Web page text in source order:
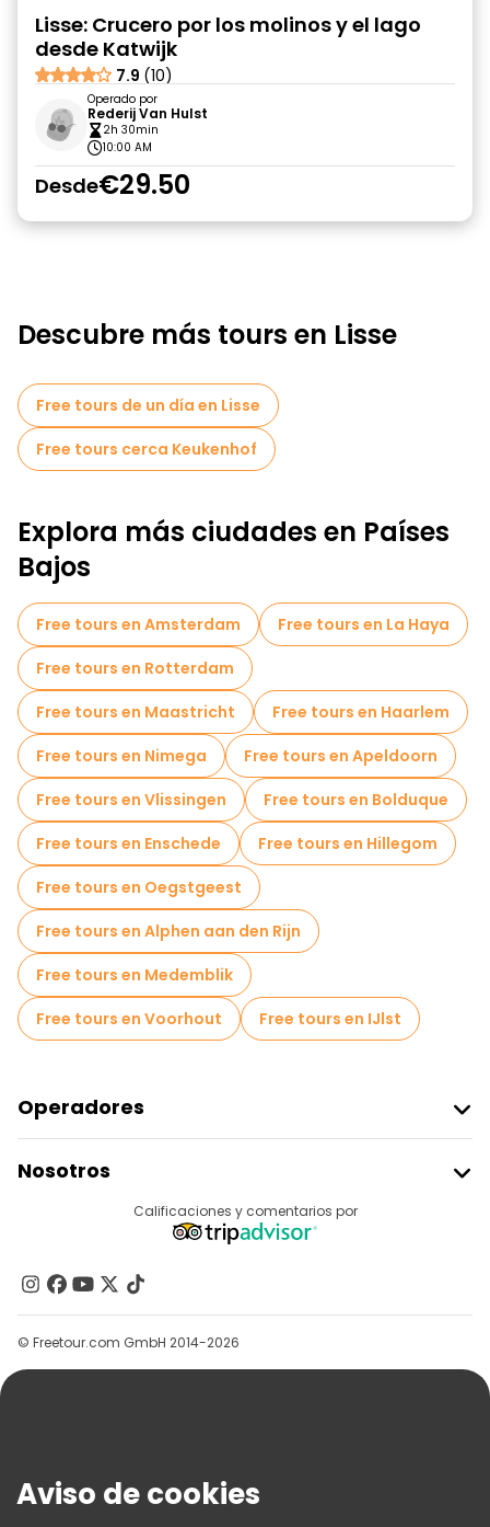
Lisse: Crucero por los molinos y el lago
desde Katwijk
7.9 (10)
Operado por
Rederij Van Hulst
2h 30min
10:00 AM
Desde€29.50
Descubre más tours en Lisse
Free tours de un día en Lisse
Free tours cerca Keukenhof
Explora más ciudades en Países
Bajos
Free tours en Amsterdam
Free tours en La Haya
Free tours en Rotterdam
Free tours en Maastricht
Free tours en Haarlem
Free tours en Nimega
Free tours en Apeldoorn
Free tours en Vlissingen
Free tours en Bolduque
Free tours en Enschede
Free tours en Hillegom
Free tours en Oegstgeest
Free tours en Alphen aan den Rijn
Free tours en Medemblik
Free tours en Voorhout
Free tours en IJlst
Operadores
Acceder Como Proveedor
Programa De Afiliados
Nosotros
Contacto
Grupos
Ayuda
Términos E Información Legal
Calificaciones y comentarios por
© Freetour.com GmbH 2014-2026
Aviso de cookies